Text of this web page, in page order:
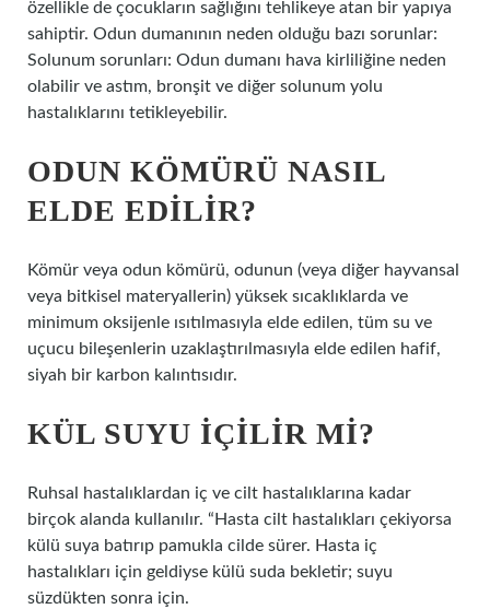
özellikle de çocukların sağlığını tehlikeye atan bir yapıya
sahiptir. Odun dumanının neden olduğu bazı sorunlar:
Solunum sorunları: Odun dumanı hava kirliliğine neden
olabilir ve astım, bronşit ve diğer solunum yolu
hastalıklarını tetikleyebilir.
ODUN KÖMÜRÜ NASIL
ELDE EDILIR?
Kömür veya odun kömürü, odunun (veya diğer hayvansal
veya bitkisel materyallerin) yüksek sıcaklıklarda ve
minimum oksijenle ısıtılmasıyla elde edilen, tüm su ve
uçucu bileşenlerin uzaklaştırılmasıyla elde edilen hafif,
siyah bir karbon kalıntısıdır.
KÜL SUYU IÇILIR MI?
Ruhsal hastalıklardan iç ve cilt hastalıklarına kadar
birçok alanda kullanılır. “Hasta cilt hastalıkları çekiyorsa
külü suya batırıp pamukla cilde sürer. Hasta iç
hastalıkları için geldiyse külü suda bekletir; suyu
süzdükten sonra için.